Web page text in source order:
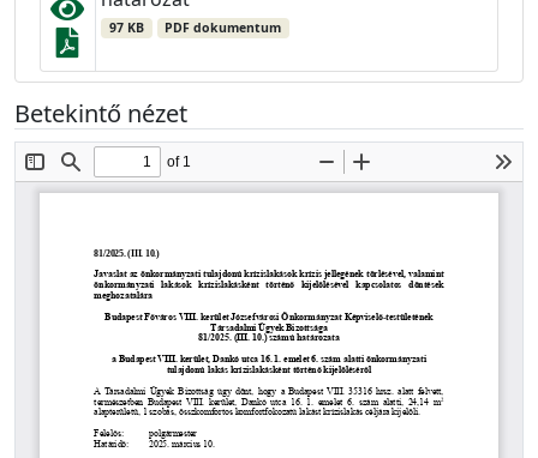
97 KB PDF dokumentum
Betekintő nézet